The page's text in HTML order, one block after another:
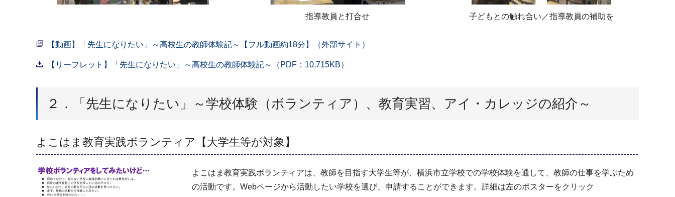
指導教員と打合せ 子どもとの触れ合い／指導教員の補助を
【動画】「先生になりたい」～高校生の教師体験記～【フル動画約18分】（外部サイト）
【リーフレット】「先生になりたい」～高校生の教師体験記～（PDF：10,715KB）
２．「先生になりたい」～学校体験（ボランティア）、教育実習、アイ・カレッジの紹介～
よこはま教育実践ボランティア【大学生等が対象】
よこはま教育実践ボランティアは、教師を目指す大学生等が、横浜市立学校での学校体験を通して、教師の仕事を学ぶため
の活動です。Webページから活動したい学校を選び、申請することができます。詳細は左のポスターをクリック